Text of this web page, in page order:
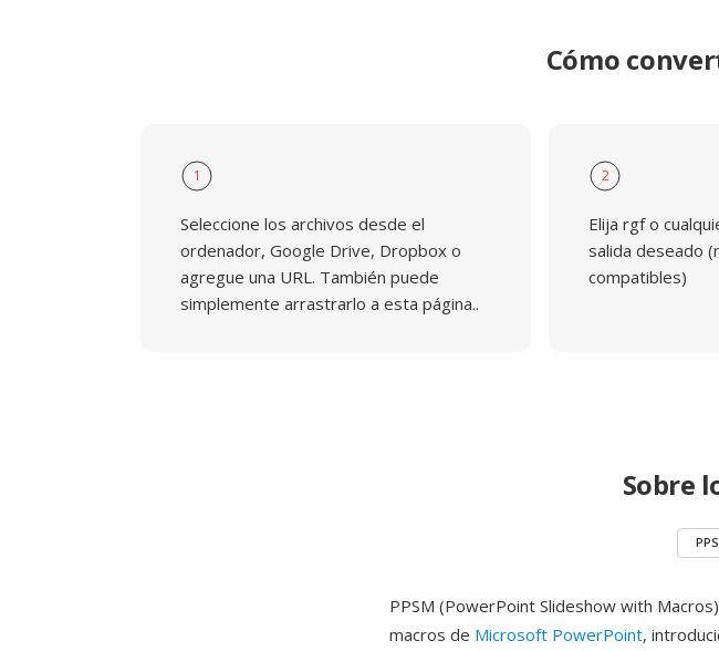
Cómo
1
Seleccione los archivos desde el
ordenador, Google Drive, Dropbox o
agregue una URL. También puede
simplemente arrastrarlo a esta página..
2
Elija rgf o
salida deseado
compatibles)
Sobre
PPSM (PowerPoint Slideshow with
macros de Microsoft PowerPoint,